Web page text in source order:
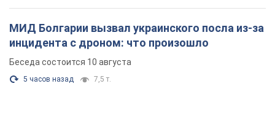
МИД Болгарии вызвал украинского посла из-за
инцидента с дроном: что произошло
Беседа состоится 10 августа
5 часов назад 7,5 т.